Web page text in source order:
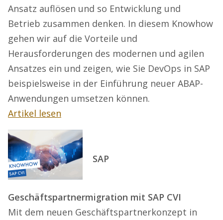
Ansatz auflösen und so Entwicklung und
Betrieb zusammen denken. In diesem Knowhow
gehen wir auf die Vorteile und
Herausforderungen des modernen und agilen
Ansatzes ein und zeigen, wie Sie DevOps in SAP
beispielsweise in der Einführung neuer ABAP-
Anwendungen umsetzen können.
Artikel lesen
SAP
Geschäftspartnermigration mit SAP CVI
Mit dem neuen Geschäftspartnerkonzept in